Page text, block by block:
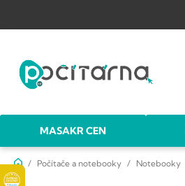
obsah
MASAKR CEN
DomůPočítače a notebooky Notebooky